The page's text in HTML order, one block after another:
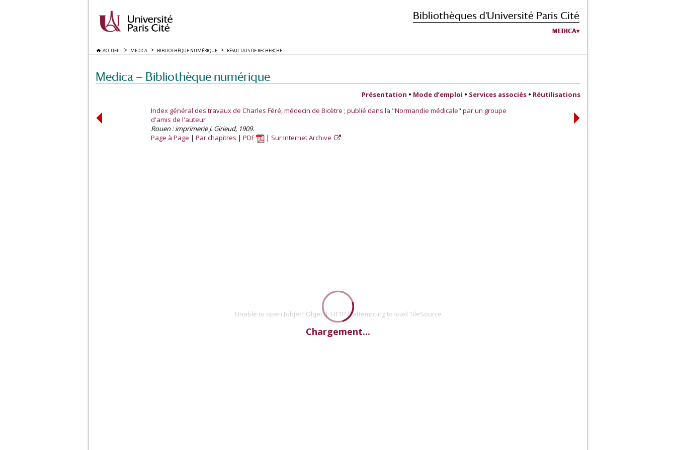
Bibliothèques d'Université Paris Cité
MEDICA
ACCUEIL MEDICA BIBLIOTHÈQUE NUMÉRIQUE RÉSULTATS DE RECHERCHE
Medica — Bibliothèque numérique
Présentation • Mode d’emploi • Services associés • Réutilisations
Index général des travaux de Charles Féré, médecin de Bicètre ; publié dans la "Normandie médicale" par un groupe
d'amis de l'auteur
Rouen : imprimerie J. Girieud, 1909.
Page à Page
Par chapitres PDF Sur Internet Archive
Unable to open [object Object]: HTTP 0 attempting to load TileSource
Chargement...